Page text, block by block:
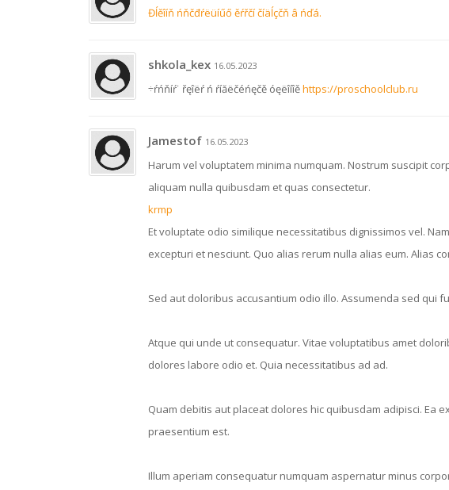
Đĺěîíň ńňčđŕëüíűő ěŕřčí číäĺçčň â ńďá.
shkola_kex 16.05.2023
÷ŕńňíŕ˙ řęîëŕ ń ŕíăëčéńęčě óęëîíîěhttps://proschoolclub.ru
Jamestof 16.05.2023
Harum vel voluptatem minima numquam. Nostrum suscipit
aliquam nulla quibusdam et quas consectetur.
krmp
Et voluptate odio similique necessitatibus dignissimos vel.
excepturi et nesciunt. Quo alias rerum nulla alias eum. Alias
Sed aut doloribus accusantium odio illo. Assumenda sed qui
Atque qui unde ut consequatur. Vitae voluptatibus amet
dolores labore odio et. Quia necessitatibus ad ad.
Quam debitis aut placeat dolores hic quibusdam adipisci. Ea
praesentium est.
Illum aperiam consequatur numquam aspernatur minus